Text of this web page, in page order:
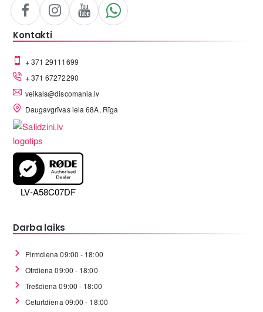
Kontakti
+ 371 29111699
+ 371 67272290
veikals@discomania.lv
Daugavgrīvas iela 68A, Rīga
LV-A58C07DF
Darba laiks
Pirmdiena 09:00 - 18:00
Otrdiena 09:00 - 18:00
Trešdiena 09:00 - 18:00
Ceturtdiena 09:00 - 18:00